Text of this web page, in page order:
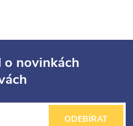
o novinkách
ODEBÍRAT